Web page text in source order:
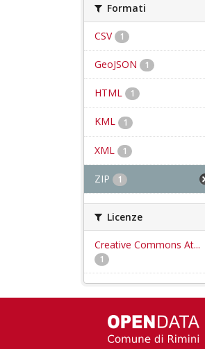
Formati
CSV 1
GeoJSON 1
HTML 1
KML 1
XML 1
ZIP 1
Licenze
Creative Commons At...
1